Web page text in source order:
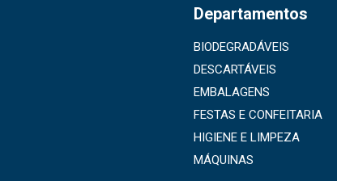
Departamentos
BIODEGRADÁVEIS
DESCARTÁVEIS
EMBALAGENS
FESTAS E CONFEITARIA
HIGIENE E LIMPEZA
MÁQUINAS